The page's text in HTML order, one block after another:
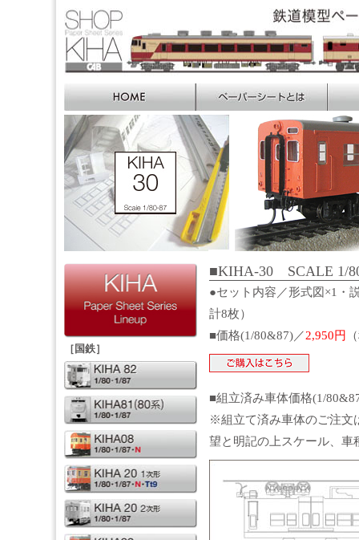
■KIHA-30 SCALE 1/
●セット内容／形式図×1
計8枚）
■価格(1/80&87)／2,950円
■組立済み車体価格(1/
※組立て済み車体のご注文
望と明記の上スケール、車
［国鉄］